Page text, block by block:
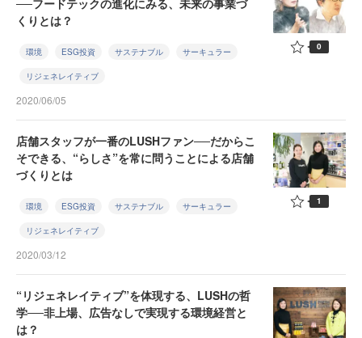
──フードテックの進化にみる、未来の事業づ
くりとは？
環境 ESG投資 サステナブル サーキュラー
リジェネレイティブ
2020/06/05
0
店舗スタッフが一番のLUSHファン──だからこ
そできる、“らしさ”を常に問うことによる店舗
づくりとは
環境 ESG投資 サステナブル サーキュラー
リジェネレイティブ
2020/03/12
1
“リジェネレイティブ”を体現する、LUSHの哲
学──非上場、広告なしで実現する環境経営と
は？